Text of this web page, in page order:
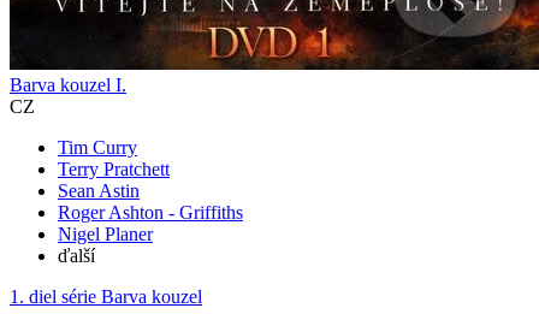
Barva kouzel I.
CZ
Tim Curry
Terry Pratchett
Sean Astin
Roger Ashton - Griffiths
Nigel Planer
ďalší
1. diel série Barva kouzel